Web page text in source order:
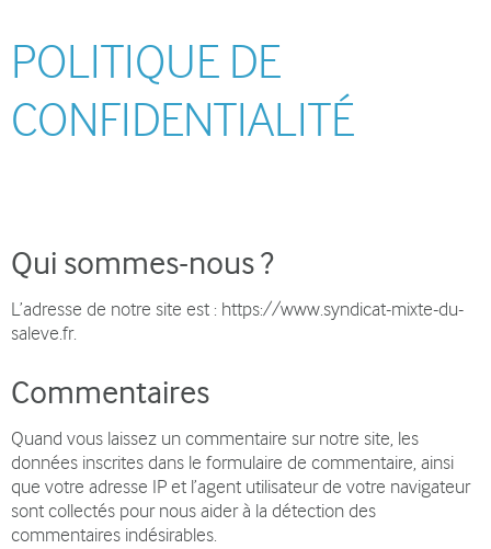
POLITIQUE DE
CONFIDENTIALITÉ
Qui sommes-nous ?
L’adresse de notre site est : https://www.syndicat-mixte-du-
saleve.fr.
Commentaires
Quand vous laissez un commentaire sur notre site, les
données inscrites dans le formulaire de commentaire, ainsi
que votre adresse IP et l’agent utilisateur de votre navigateur
sont collectés pour nous aider à la détection des
commentaires indésirables.